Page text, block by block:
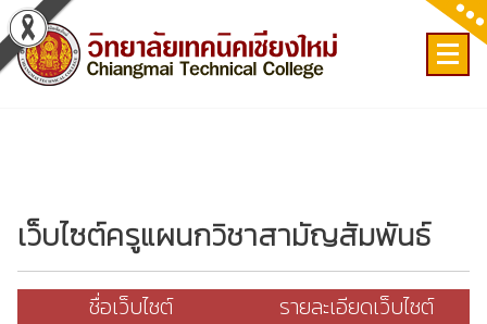
Skip
to
content
เว็บไซต์ครูแผนกวิชาสามัญสัมพันธ์
ชื่อเว็บไซต์ รายละเอียดเว็บไซต์